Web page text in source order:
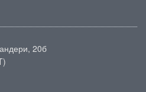
20б